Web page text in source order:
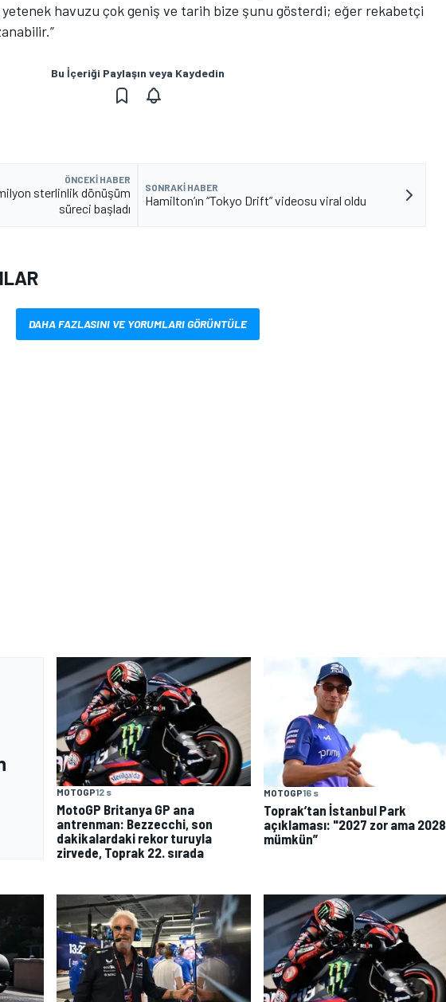
yetenek havuzu çok geniş ve tarih bize şunu gösterdi; eğer rekabetçi
Bu İçeriği Paylaşın veya Kaydedin
ÖNCEKI HABER
sterlinlik dönüşüm
süreci başladı
SONRAKI HABER
Hamilton’ın “Tokyo Drift” videosu viral oldu
DAHA FAZLASINI VE YORUMLARI GÖRÜNTÜLE
MOTOGP12 s
MotoGP Britanya GP ana
antrenman: Bezzecchi, son
dakikalardaki rekor turuyla
zirvede, Toprak 22. sırada
MOTOGP16 s
Toprak’tan İstanbul Park
açıklaması: "2027 zor ama 2028
mümkün”